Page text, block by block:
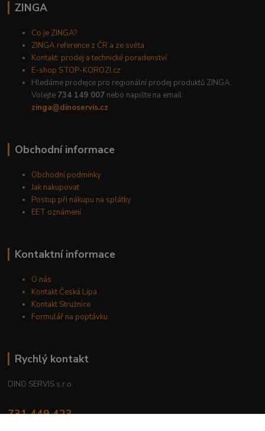
ZINGA
Co je ZINGA?
ZINGA reference z ČR a ze světa
Kontakt: prodej a technické poradenství
E-shop STOP-KOROZI.cz
Hledáme prodejce pro regionální prodej produktů ZINGA.
Volejte 734 149 007 nebo napište na email:
zinga@dinoservis.cz
Obchodní informace
Obchodní podmínky
Jak nakupovat
Postup při nákupu na splátky
EET oznámení
Kontaktní informace
O nás
Kontakt Česká Lípa
Kontakt Stružnice
Formulář na poptávku
Rychlý kontakt
DINO SERVIS s.r.o.
731 449 423